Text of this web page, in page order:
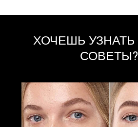
ХОЧЕШЬ УЗНАТЬ
СОВЕТЫ?